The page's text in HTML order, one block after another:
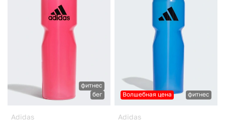
фитнес
бег
Adidas
Волшебная цена фитнес
Adidas